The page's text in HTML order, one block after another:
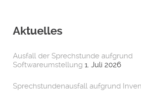
Aktuelles
Ausfall der Sprechstunde aufgrund
Softwareumstellung 1. Juli 2026
Sprechstundenausfall aufgrund